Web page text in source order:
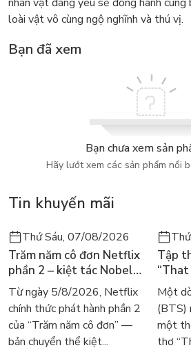
loài vật vô cùng ngộ nghĩnh và thú vị.
Bạn đã xem
Bạn chưa xem sản
Hãy lướt xem các sản phẩm nổi
Tin khuyến mãi
Thứ Sáu, 07/08/2026
Trăm năm cô đơn Netflix
phần 2 – kiệt tác Nobel
trở lại màn ảnh, dòng
người tìm đọc lại García
Márquez
Từ ngày 5/8/2026, Netflix
chính thức phát hành phần 2
của “Trăm năm cô đơn” —
bản chuyển thể kiệt...
Tập
“That
Lee
tiếng
sốt
Một
(BTS)
một
thơ